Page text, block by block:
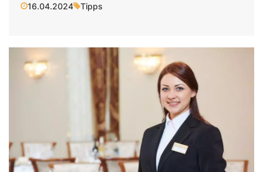
16.04.2024 Tipps